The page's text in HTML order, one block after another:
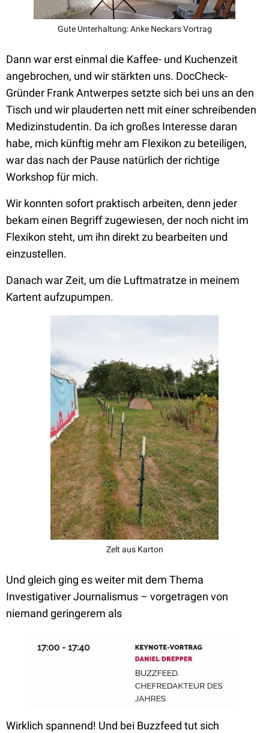
Gute Unterhaltung: Anke Neckars Vortrag
Dann war erst einmal die Kaffee- und Kuchenzeit
angebrochen, und wir stärkten uns. DocCheck-
Gründer Frank Antwerpes setzte sich bei uns an den
Tisch und wir plauderten nett mit einer schreibenden
Medizinstudentin. Da ich großes Interesse daran
habe, mich künftig mehr am Flexikon zu beteiligen,
war das nach der Pause natürlich der richtige
Workshop für mich.
Wir konnten sofort praktisch arbeiten, denn jeder
bekam einen Begriff zugewiesen, der noch nicht im
Flexikon steht, um ihn direkt zu bearbeiten und
einzustellen.
Danach war Zeit, um die Luftmatratze in meinem
Kartent aufzupumpen.
Zelt aus Karton
Und gleich ging es weiter mit dem Thema
Investigativer Journalismus – vorgetragen von
niemand geringerem als
Wirklich spannend! Und bei Buzzfeed tut sich